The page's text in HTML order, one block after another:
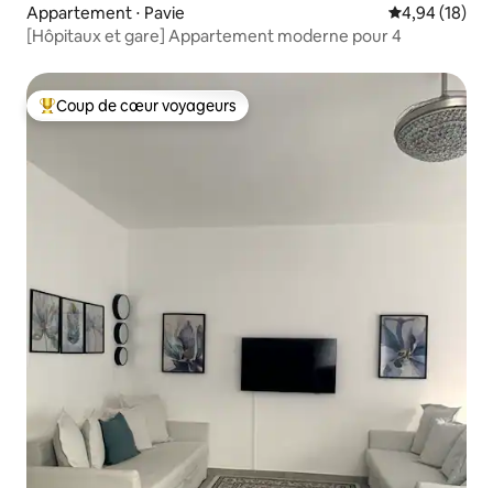
Appartement ⋅ Pavie Évaluation
4,94 (18)
[Hôpitaux et gare] Appartement moderne pour 4
Coups de cœur voyageurs les plus appréciés
Coup de cœur voyageurs